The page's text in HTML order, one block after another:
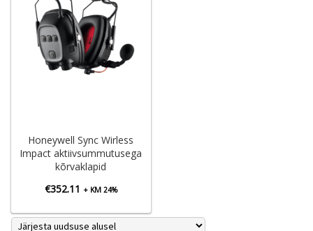
Honeywell Sync Wirless
Impact aktiivsummutusega
kõrvaklapid
€352.11 + KM 24%